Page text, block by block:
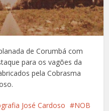
de Corumbá com
para os vagões da
pela Cobrasma
José Cardoso
NOB